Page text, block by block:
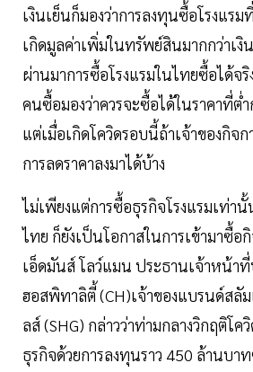
เงินเย็นก็มองว่าการลงทุนซื้อโรงแร
เกิดมูลค่าเพิ่มในทรัพย์สินมากกว่าเงิ
ผ่านมาการซื้อโรงแรมในไทยซื้อได้จริ
คนซื้อมองว่าควรจะซื้อได้ในราคาที่ต่ำ
แต่เมื่อเกิดโควิดรอบนี้ถ้าเจ้าของกิจก
การลดราคาลงมาได้บ้าง
ไม่เพียงแต่การซื้อธุรกิจโรงแรมเท่านั้
ไทย ก็ยังเป็นโอกาสในการเข้ามาซื้อ
เอ็ดมันส์ โลว์แมน ประธานเจ้าหน้า
ฮอสพิทาลิตี้ (CH)เจ้าของแบรนด์สลัม
ลส์ (SHG) กล่าวว่าท่ามกลางวิกฤติโ
ธุรกิจด้วยการลงทุนราว 450 ล้านบา